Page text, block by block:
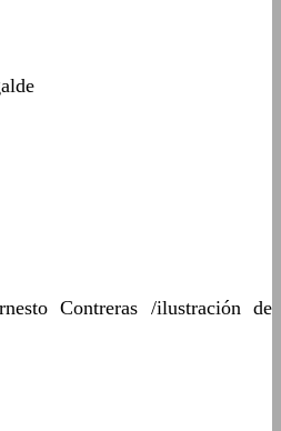
Contreras /ilustración de